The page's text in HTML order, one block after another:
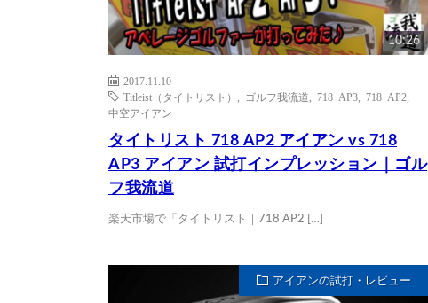
10:26
2017.11.10
Titleist（タイトリスト）
ゴルフ我流道 718 AP3 718 AP2
中空アイアン
タイトリスト 718 AP2 アイアン vs 718
AP3 アイアン 試打インプレッション｜ゴル
フ我流道
楽天市場で「タイトリスト｜718 AP2 […]
アイアンの試打・レビュー